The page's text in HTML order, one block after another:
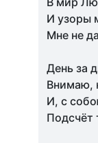
И узоры
Мне не
День за
Внимаю,
И, с
Подсчёт